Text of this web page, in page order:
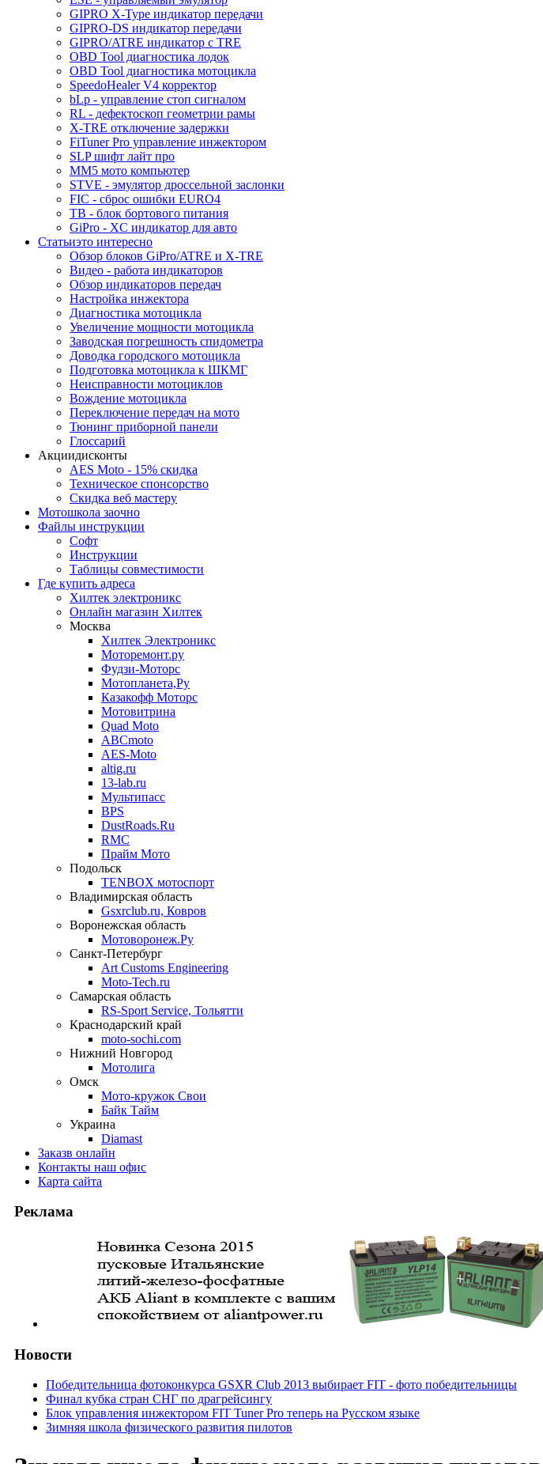
GIPRO X-Type индикатор передачи
GIPRO-DS индикатор передачи
GIPRO/ATRE индикатор с TRE
OBD Tool диагностика лодок
OBD Tool диагностика мотоцикла
SpeedoHealer V4 корректор
bLp - управление стоп сигналом
RL - дефектоскоп геометрии рамы
X-TRE отключение задержки
FiTuner Pro управление инжектором
SLP шифт лайт про
MM5 мото компьютер
STVE - эмулятор дроссельной заслонки
FIC - сброс ошибки EURO4
TB - блок бортового питания
GiPro - XC индикатор для авто
Статьиэто интересно
Обзор блоков GiPro/ATRE и X-TRE
Видео - работа индикаторов
Обзор индикаторов передач
Настройка инжектора
Диагноcтика мотоцикла
Увеличение мощности мотоцикла
Заводская погрешность спидометра
Доводка городского мотоцикла
Подготовка мотоцикла к ШКМГ
Неисправности мотоциклов
Вождение мотоцикла
Переключение передач на мото
Тюнинг приборной панели
Глоссарий
Акциидисконты
AES Moto - 15% скидка
Техническое спонсорство
Скидка веб мастеру
Мотошкола заочно
Файлы инструкции
Софт
Инструкции
Таблицы совместимости
Где купить адреса
Хилтек электроникс
Онлайн магазин Хилтек
Москва
Хилтек Электроникс
Моторемонт.ру
Фудзи-Моторс
Мотопланета,Ру
Казакофф Моторс
Мотовитрина
Quad Moto
ABCmoto
AES-Moto
altig.ru
13-lab.ru
Мультипасс
BPS
DustRoads.Ru
RMC
Прайм Мото
Подольск
TENBOX мотоспорт
Владимирская область
Gsxrclub.ru, Ковров
Воронежская область
Мотоворонеж.Ру
Санкт-Петербург
Art Customs Engineering
Moto-Tech.ru
Самарская область
RS-Sport Service, Тольятти
Краснодарский край
moto-sochi.com
Нижний Новгород
Мотолига
Омск
Мото-кружок Свои
Байк Тайм
Украина
Diamast
Заказв онлайн
Контакты наш офис
Карта сайта
Реклама
Новости
Победительница фотоконкурса GSXR Club 2013 выбирает FIT - фото победительницы
Финал кубка стран СНГ по драгрейсингу
Блок управления инжектором FIT Tuner Pro теперь на Русском языке
Зимняя школа физического развития пилотов